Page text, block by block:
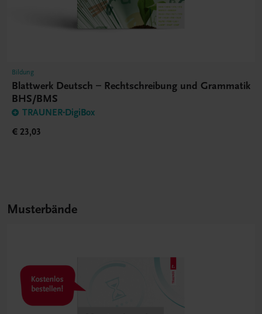
Bildung
Blattwerk Deutsch – Rechtschreibung und Grammatik
BHS/BMS
TRAUNER-DigiBox
€ 23,03
Musterbände